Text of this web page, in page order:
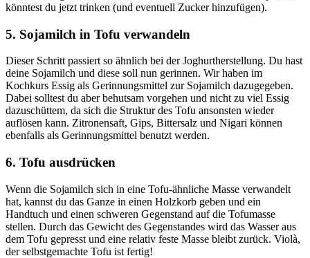
könntest du jetzt trinken (und eventuell Zucker hinzufügen).
5. Sojamilch in Tofu verwandeln
Dieser Schritt passiert so ähnlich bei der Joghurtherstellung. Du hast
deine Sojamilch und diese soll nun gerinnen. Wir haben im
Kochkurs Essig als Gerinnungsmittel zur Sojamilch dazugegeben.
Dabei solltest du aber behutsam vorgehen und nicht zu viel Essig
dazuschüttem, da sich die Struktur des Tofu ansonsten wieder
auflösen kann. Zitronensaft, Gips, Bittersalz und Nigari können
ebenfalls als Gerinnungsmittel benutzt werden.
6. Tofu ausdrücken
Wenn die Sojamilch sich in eine Tofu-ähnliche Masse verwandelt
hat, kannst du das Ganze in einen Holzkorb geben und ein
Handtuch und einen schweren Gegenstand auf die Tofumasse
stellen. Durch das Gewicht des Gegenstandes wird das Wasser aus
dem Tofu gepresst und eine relativ feste Masse bleibt zurück. Violà,
der selbstgemachte Tofu ist fertig!